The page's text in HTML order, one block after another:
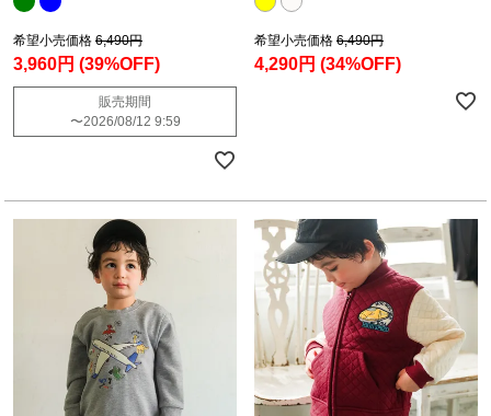
希望小売価格 6,490円
3,960円 (39%OFF)
販売期間
〜2026/08/12 9:59
希望小売価格 6,490円
4,290円 (34%OFF)